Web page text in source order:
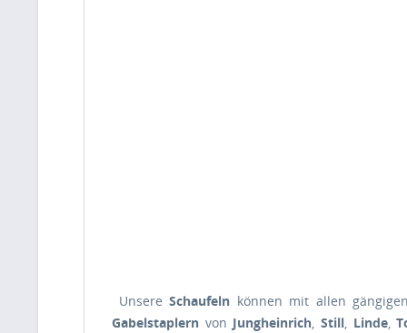
UnsereSchaufeln können mit allen gängigen
Gabelstaplern von Jungheinrich, Still, Linde,